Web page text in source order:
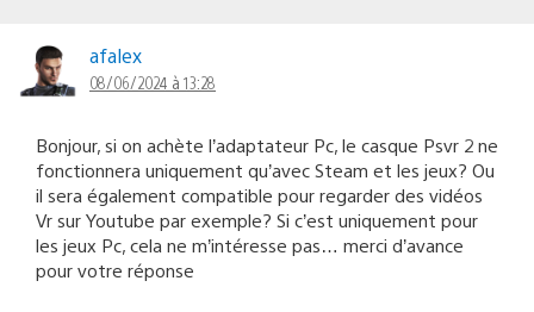
afalex
08/06/2024 à 13:28
Bonjour, si on achète l’adaptateur Pc, le casque Psvr 2 ne
fonctionnera uniquement qu’avec Steam et les jeux? Ou
il sera également compatible pour regarder des vidéos
Vr sur Youtube par exemple? Si c’est uniquement pour
les jeux Pc, cela ne m’intéresse pas… merci d’avance
pour votre réponse